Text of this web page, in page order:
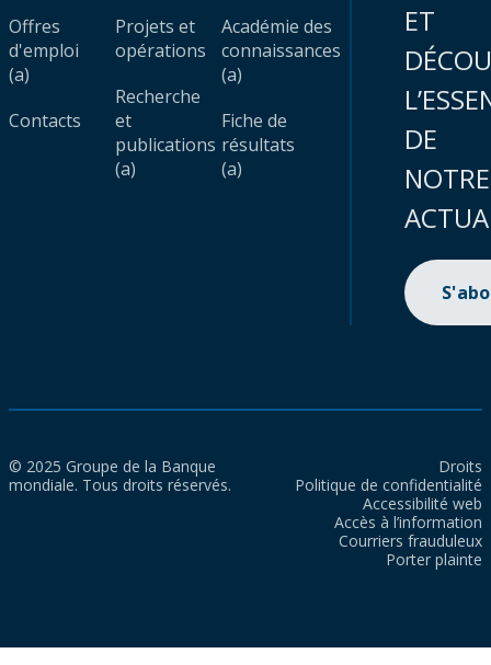
Offres
d'emploi
(a)
Contacts
Projets et
opérations
Recherche
et
publications
(a)
Académie des
connaissances
(a)
Fiche de
résultats
(a)
ET
DE
NOTRE
© 2025 Groupe de la Banque
mondiale. Tous droits réservés.
Droits
Politique de confidentialité
Accessibilité web
Accès à l’information
Courriers frauduleux
Porter plainte